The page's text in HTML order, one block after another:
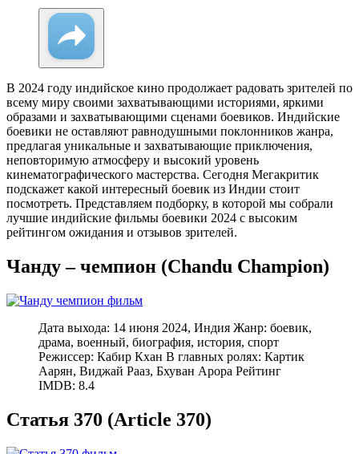
В 2024 году индийское кино продолжает радовать зрителей по
всему миру своими захватывающими историями, яркими
образами и захватывающими сценами боевиков. Индийские
боевики не оставляют равнодушными поклонников жанра,
предлагая уникальные и захватывающие приключения,
неповторимую атмосферу и высокий уровень
кинематографического мастерства. Сегодня Мегакритик
подскажет какой интересный боевик из Индии стоит
посмотреть. Представляем подборку, в которой мы собрали
лучшие индийские фильмы боевики 2024 с высоким
рейтингом ожидания и отзывов зрителей.
Чанду – чемпион (Chandu Champion)
Дата выхода: 14 июня 2024, Индия Жанр: боевик,
драма, военный, биография, история, спорт
Режиссер: Кабир Кхан В главных ролях: Картик
Аарян, Виджай Рааз, Бхуван Арора Рейтинг
IMDB: 8.4
Статья 370 (Article 370)